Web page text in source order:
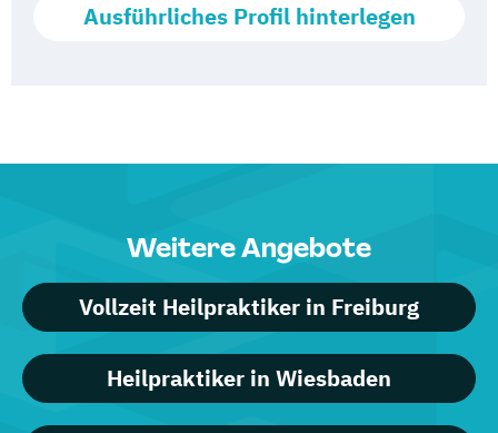
Ausführliches Profil hinterlegen
Weitere Angebote
Vollzeit Heilpraktiker in Freiburg
Heilpraktiker in Wiesbaden